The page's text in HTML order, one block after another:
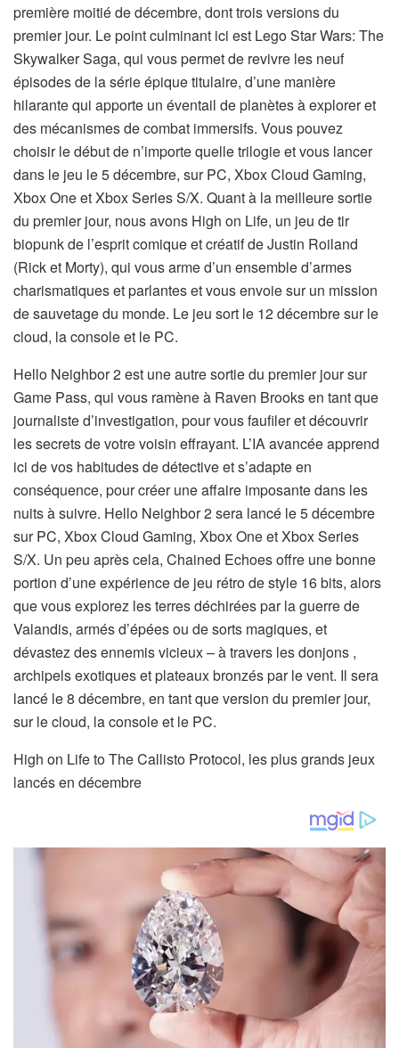
première moitié de décembre, dont trois versions du
premier jour. Le point culminant ici est Lego Star Wars: The
Skywalker Saga, qui vous permet de revivre les neuf
épisodes de la série épique titulaire, d’une manière
hilarante qui apporte un éventail de planètes à explorer et
des mécanismes de combat immersifs. Vous pouvez
choisir le début de n’importe quelle trilogie et vous lancer
dans le jeu le 5 décembre, sur PC, Xbox Cloud Gaming,
Xbox One et Xbox Series S/X. Quant à la meilleure sortie
du premier jour, nous avons High on Life, un jeu de tir
biopunk de l’esprit comique et créatif de Justin Roiland
(Rick et Morty), qui vous arme d’un ensemble d’armes
charismatiques et parlantes et vous envoie sur un mission
de sauvetage du monde. Le jeu sort le 12 décembre sur le
cloud, la console et le PC.
Hello Neighbor 2 est une autre sortie du premier jour sur
Game Pass, qui vous ramène à Raven Brooks en tant que
journaliste d’investigation, pour vous faufiler et découvrir
les secrets de votre voisin effrayant. L’IA avancée apprend
ici de vos habitudes de détective et s’adapte en
conséquence, pour créer une affaire imposante dans les
nuits à suivre. Hello Neighbor 2 sera lancé le 5 décembre
sur PC, Xbox Cloud Gaming, Xbox One et Xbox Series
S/X. Un peu après cela, Chained Echoes offre une bonne
portion d’une expérience de jeu rétro de style 16 bits, alors
que vous explorez les terres déchirées par la guerre de
Valandis, armés d’épées ou de sorts magiques, et
dévastez des ennemis vicieux – à travers les donjons ,
archipels exotiques et plateaux bronzés par le vent. Il sera
lancé le 8 décembre, en tant que version du premier jour,
sur le cloud, la console et le PC.
High on Life to The Callisto Protocol, les plus grands jeux
lancés en décembre